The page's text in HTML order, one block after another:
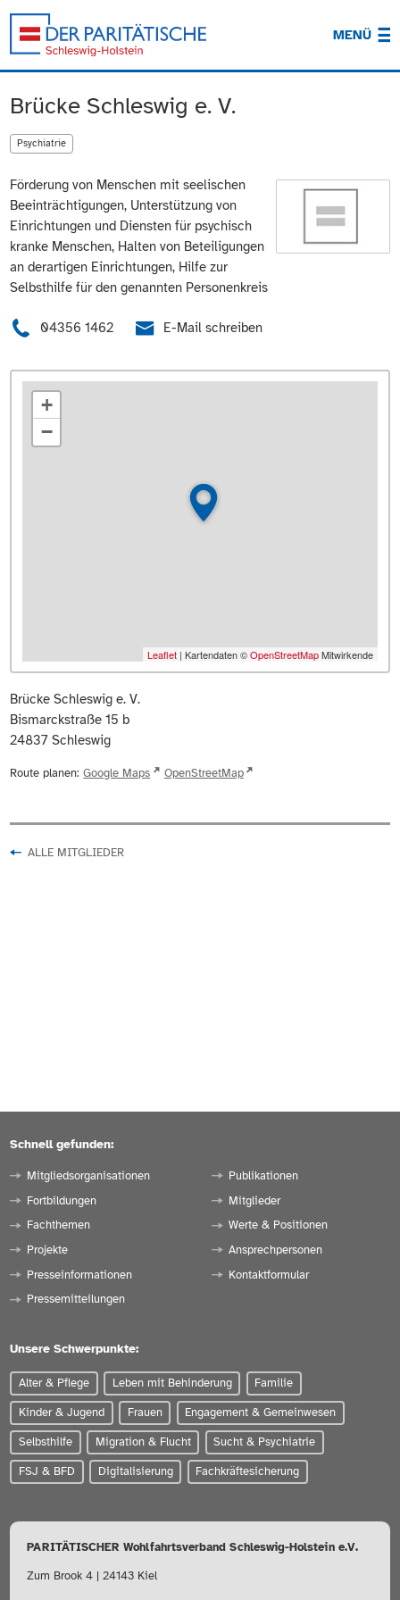
MENÜ
Brücke Schleswig e. V.
Psychiatrie
Förderung von Menschen mit seelischen
Beeinträchtigungen, Unterstützung von
Einrichtungen und Diensten für psychisch
kranke Menschen, Halten von Beteiligungen
an derartigen Einrichtungen, Hilfe zur
Selbsthilfe für den genannten Personenkreis
04356 1462 E-Mail schreiben
+
−
Leaflet | Kartendaten ©OpenStreetMapMitwirkende
Brücke Schleswig e. V.
Bismarckstraße 15 b
24837 Schleswig
Route planen: Google Maps OpenStreetMap
ALLE MITGLIEDER
Schnell gefunden:
Mitgliedsorganisationen
Fortbildungen
Fachthemen
Projekte
Presseinformationen
Pressemitteilungen
Publikationen
Mitglieder
Werte & Positionen
Ansprechpersonen
Kontaktformular
Unsere Schwerpunkte:
Alter & Pflege Leben mit Behinderung Familie
Kinder & Jugend Frauen Engagement & Gemeinwesen
Selbsthilfe Migration & Flucht Sucht & Psychiatrie
FSJ & BFD Digitalisierung Fachkräftesicherung
PARITÄTISCHER Wohlfahrtsverband Schleswig-Holstein e.V.
Zum Brook 4 | 24143 Kiel